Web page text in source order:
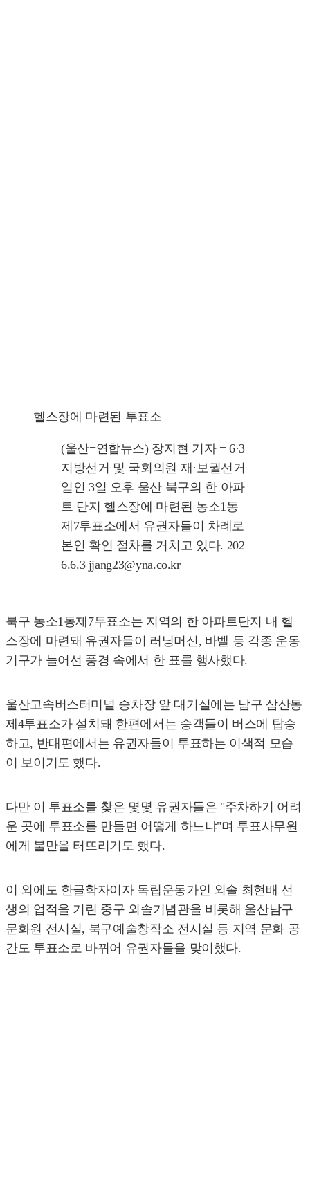
헬스장에 마련된 투표소
(울산=연합뉴스) 장지현 기자 = 6·3
지방선거 및 국회의원 재·보궐선거
일인 3일 오후 울산 북구의 한 아파
트 단지 헬스장에 마련된 농소1동
제7투표소에서 유권자들이 차례로
본인 확인 절차를 거치고 있다. 202
6.6.3 jjang23@yna.co.kr
북구 농소1동제7투표소는 지역의 한 아파트단지 내 헬
스장에 마련돼 유권자들이 러닝머신, 바벨 등 각종 운동
기구가 늘어선 풍경 속에서 한 표를 행사했다.
울산고속버스터미널 승차장 앞 대기실에는 남구 삼산동
제4투표소가 설치돼 한편에서는 승객들이 버스에 탑승
하고, 반대편에서는 유권자들이 투표하는 이색적 모습
이 보이기도 했다.
다만 이 투표소를 찾은 몇몇 유권자들은 "주차하기 어려
운 곳에 투표소를 만들면 어떻게 하느냐"며 투표사무원
에게 불만을 터뜨리기도 했다.
이 외에도 한글학자이자 독립운동가인 외솔 최현배 선
생의 업적을 기린 중구 외솔기념관을 비롯해 울산남구
문화원 전시실, 북구예술창작소 전시실 등 지역 문화 공
간도 투표소로 바뀌어 유권자들을 맞이했다.